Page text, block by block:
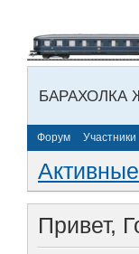
БАРАХОЛКА
Форум Участники
Привет,